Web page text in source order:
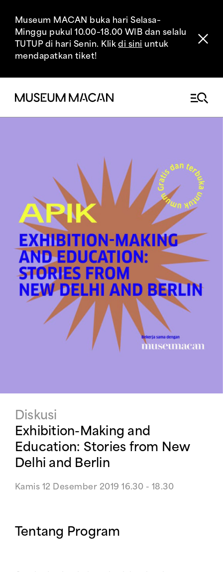
Museum MACAN buka hari Selasa–
Minggu pukul 10.00–18.00 WIB dan selalu
TUTUP di hari Senin. Klikdi sini untuk
mendapatkan tiket!
Diskusi
Exhibition-Making and
Education: Stories from New
Delhi and Berlin
Kamis 12 Desember 2019 16.30 - 18.30
Tentang Program